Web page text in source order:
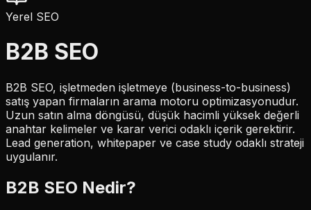
Yerel SEO
B2B SEO
B2B SEO, işletmeden işletmeye (business-to-business)
satış yapan firmaların arama motoru optimizasyonudur.
Uzun satın alma döngüsü, düşük hacimli yüksek değerli
anahtar kelimeler ve karar verici odaklı içerik gerektirir.
Lead generation, whitepaper ve case study odaklı strateji
uygulanır.
B2B SEO Nedir?